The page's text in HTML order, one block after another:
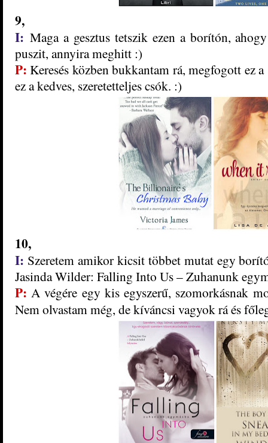
9,
I: Maga a gesztus tetszik ezen a borítón,
puszit, annyira meghitt :)
P:Keresés közben bukkantam rá,megfogott ez a
ez a kedves, szeretetteljes csók. :)
10,
I: Szeretem amikor kicsit többet mutat egy
Jasinda Wilder: Falling ​Into Us – Zuhanunk
P: A végére egy kis egyszerű, szomorkásnak
Nemolvastam még, dekíváncsi vagyok rá és